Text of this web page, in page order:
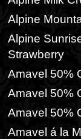
Alpine
Alpine
Strawberry
Amavel 50%
Amavel 50%
Amavel 50%
Amavel á la